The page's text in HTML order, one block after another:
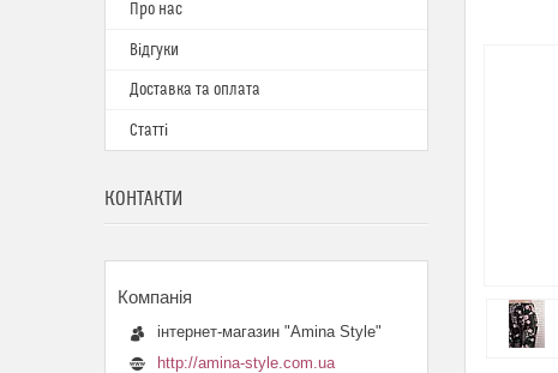
Про нас
Відгуки
Доставка та оплата
Статті
КОНТАКТИ
інтернет-магазин "Amina Style"
http://amina-style.com.ua